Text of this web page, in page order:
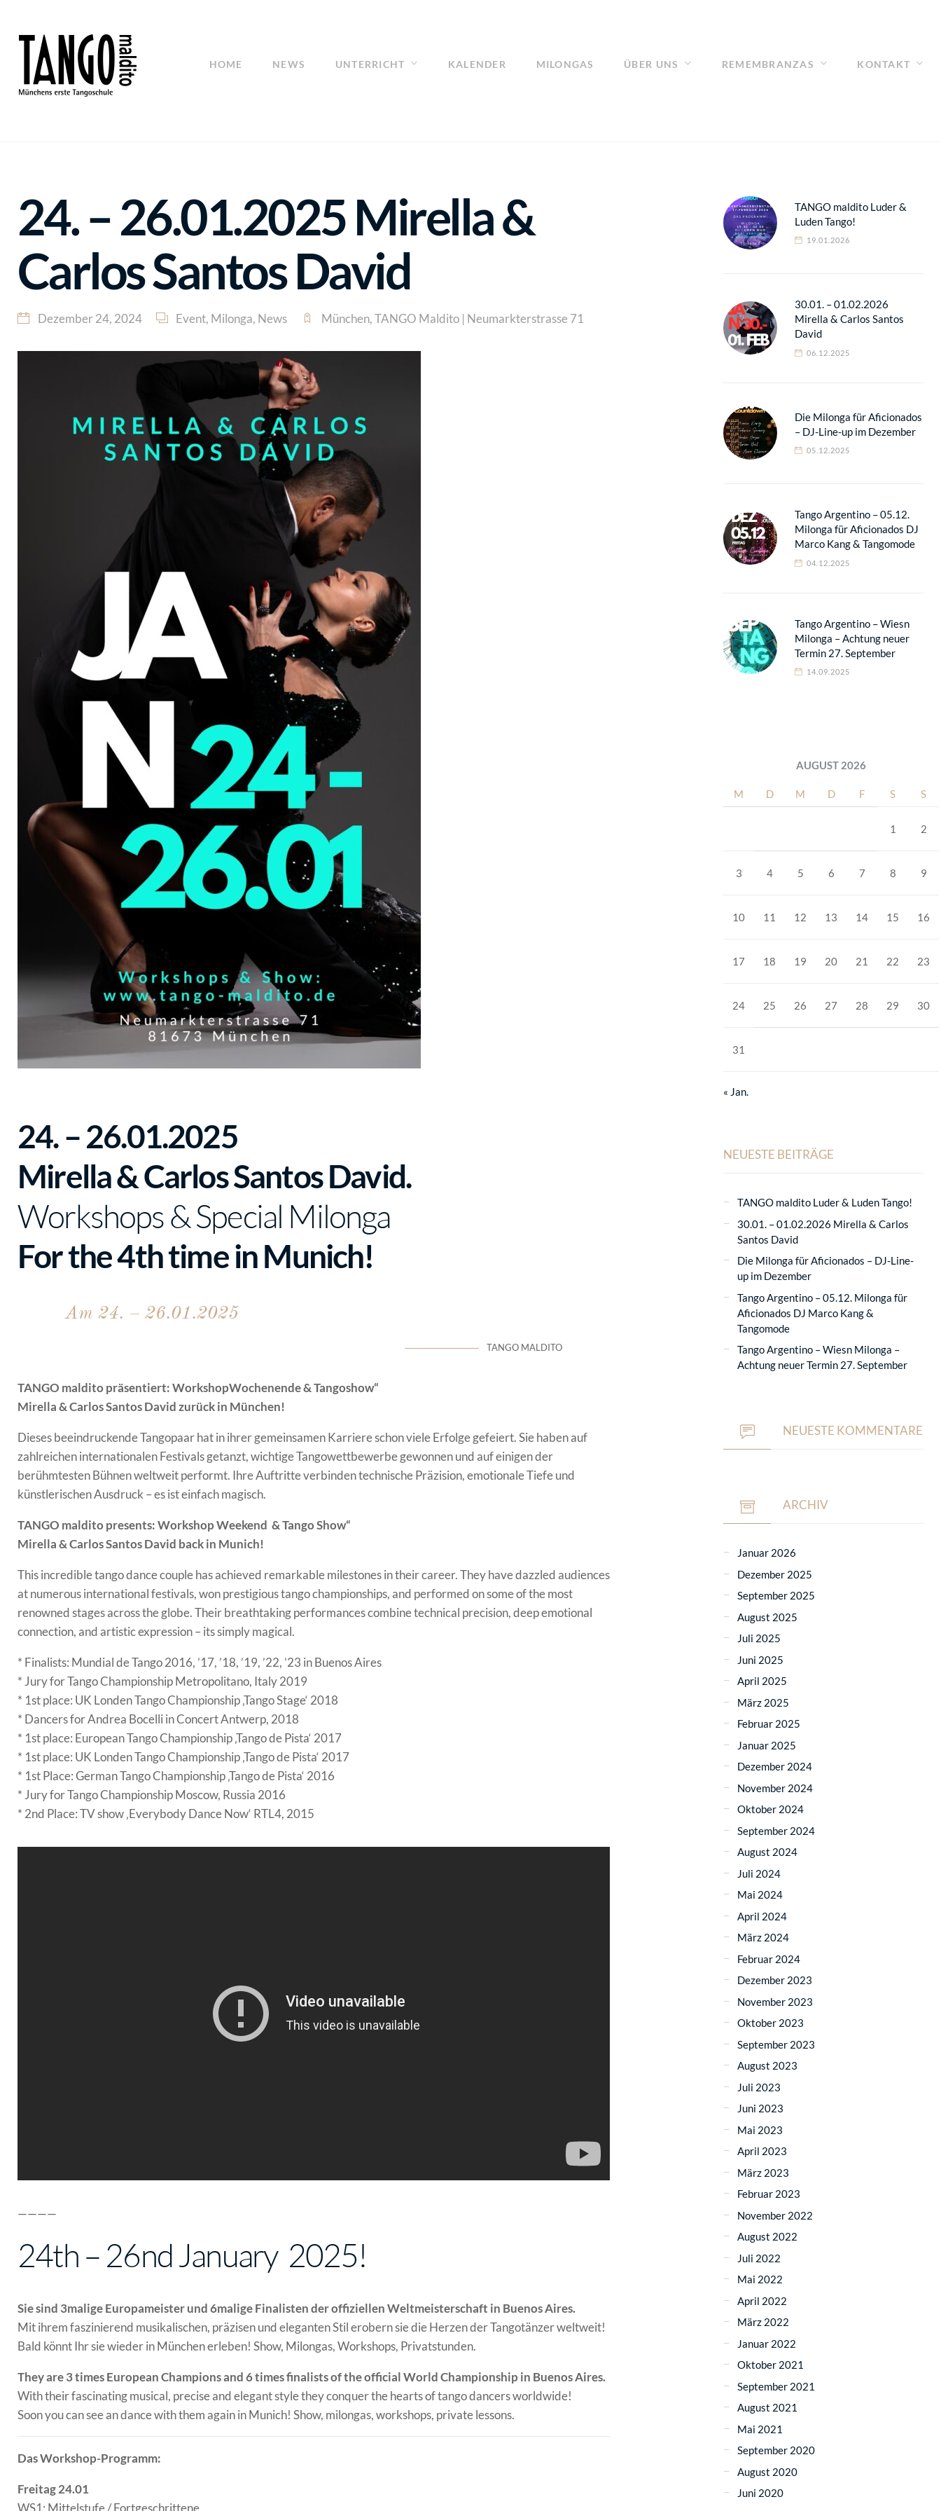
HOME NEWS UNTERRICHT KALENDER MILONGAS ÜBER UNS REMEMBRANZAS KONTAKT
24. – 26.01.2025 Mirella &
Carlos Santos David
Dezember 24, 2024 Event, Milonga, News München,TANGO Maldito | Neumarkterstrasse 71
24. – 26.01.2025
Mirella & Carlos Santos David.
Workshops & Special Milonga
For the 4th time in Munich!
Am 24. – 26.01.2025
TANGO MALDITO
TANGO maldito präsentiert: WorkshopWochenende & Tangoshow“
Mirella & Carlos Santos David zurück in München!
Dieses beeindruckende Tangopaar hat in ihrer gemeinsamen Karriere schon viele Erfolge gefeiert. Sie haben auf
zahlreichen internationalen Festivals getanzt, wichtige Tangowettbewerbe gewonnen und auf einigen der
berühmtesten Bühnen weltweit performt. Ihre Auftritte verbinden technische Präzision, emotionale Tiefe und
künstlerischen Ausdruck – es ist einfach magisch.
TANGO maldito presents: Workshop Weekend & Tango Show“
Mirella & Carlos Santos David back in Munich!
This incredible tango dance couple has achieved remarkable milestones in their career. They have dazzled audiences
at numerous international festivals, won prestigious tango championships, and performed on some of the most
renowned stages across the globe. Their breathtaking performances combine technical precision, deep emotional
connection, and artistic expression – its simply magical.
* Finalists: Mundial de Tango 2016, ’17, ’18, ’19, ’22, ’23 in Buenos Aires
* Jury for Tango Championship Metropolitano, Italy 2019
* 1st place: UK Londen Tango Championship ‚Tango Stage‘ 2018
* Dancers for Andrea Bocelli in Concert Antwerp, 2018
* 1st place: European Tango Championship ‚Tango de Pista‘ 2017
* 1st place: UK Londen Tango Championship ‚Tango de Pista‘ 2017
* 1st Place: German Tango Championship ‚Tango de Pista‘ 2016
* Jury for Tango Championship Moscow, Russia 2016
* 2nd Place: TV show ‚Everybody Dance Now‘ RTL4, 2015
————
24th – 26nd January 2025!
Sie sind 3malige Europameister und 6malige Finalisten der offiziellen Weltmeisterschaft in Buenos Aires.
Mit ihrem faszinierend musikalischen, präzisen und eleganten Stil erobern sie die Herzen der Tangotänzer weltweit!
Bald könnt Ihr sie wieder in München erleben! Show, Milongas, Workshops, Privatstunden.
They are 3 times European Champions and 6 times finalists of the official World Championship in Buenos Aires.
With their fascinating musical, precise and elegant style they conquer the hearts of tango dancers worldwide!
Soon you can see an dance with them again in Munich! Show, milongas, workshops, private lessons.
Das Workshop-Programm:
Freitag 24.01
WS1: Mittelstufe / Fortgeschrittene
TANGO maldito Luder &
Luden Tango!
19.01.2026
30.01. – 01.02.2026
Mirella & Carlos Santos
David
06.12.2025
Die Milonga für Aficionados
– DJ-Line-up im Dezember
05.12.2025
Tango Argentino – 05.12.
Milonga für Aficionados DJ
Marco Kang & Tangomode
04.12.2025
Tango Argentino – Wiesn
Milonga – Achtung neuer
Termin 27. September
14.09.2025
AUGUST 2026
M D M D F S S
1 2
3 4 5 6 7 8 9
10 11 12 13 14 15 16
17 18 19 20 21 22 23
24 25 26 27 28 29 30
31
« Jan.
NEUESTE BEITRÄGE
TANGO maldito Luder & Luden Tango!
30.01. – 01.02.2026 Mirella & Carlos
Santos David
Die Milonga für Aficionados – DJ-Line-
up im Dezember
Tango Argentino – 05.12. Milonga für
Aficionados DJ Marco Kang &
Tangomode
Tango Argentino – Wiesn Milonga –
Achtung neuer Termin 27. September
NEUESTE KOMMENTARE
ARCHIV
Januar 2026
Dezember 2025
September 2025
August 2025
Juli 2025
Juni 2025
April 2025
März 2025
Februar 2025
Januar 2025
Dezember 2024
November 2024
Oktober 2024
September 2024
August 2024
Juli 2024
Mai 2024
April 2024
März 2024
Februar 2024
Dezember 2023
November 2023
Oktober 2023
September 2023
August 2023
Juli 2023
Juni 2023
Mai 2023
April 2023
März 2023
Februar 2023
November 2022
August 2022
Juli 2022
Mai 2022
April 2022
März 2022
Januar 2022
Oktober 2021
September 2021
August 2021
Mai 2021
September 2020
August 2020
Juni 2020